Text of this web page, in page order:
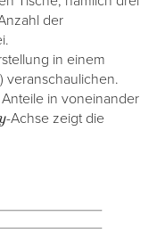
der
in einem
veranschaulichen.
in voneinander
y-Achse zeigt die